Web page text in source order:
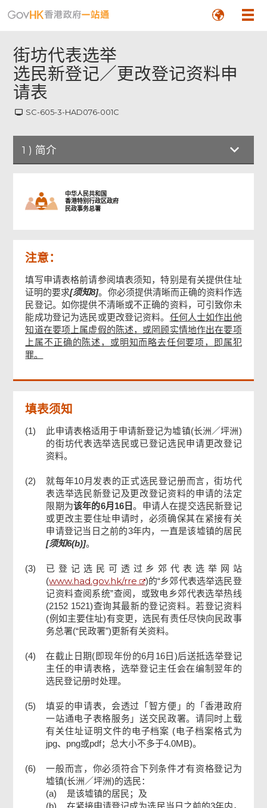
街坊代表选举
选民新登记／更改登记资料申
请表
SC-605-3-HAD076-001C
1 ) 简介
附件
声明
申请人签署
中华人民共和国
香港特别行政区政府
民政事务总署
注意：
填写申请表格前请参阅填表须知，特别是有关提供住址
证明的要求[须知8]。你必须提供清晰而正确的资料作选
民登记。如你提供不清晰或不正确的资料，可引致你未
能成功登记为选民或更改登记资料。 任何人士如作出他
知道在要项上属虚假的陈述，或罔顾实情地作出在要项
上属不正确的陈述，或明知而略去任何要项，即属犯
罪。
填表须知
(1)
此申请表格适用于申请新登记为墟镇(长洲／坪洲)
的街坊代表选举选民或已登记选民申请更改登记
资料。
(2)
就每年10月发表的正式选民登记册而言，街坊代
表选举选民新登记及更改登记资料的申请的法定
限期为该年的6月16日。申请人在提交选民新登记
或更改主要住址申请时，必须确保其在紧接有关
申请登记当日之前的3年内，一直是该墟镇的居民
[须知6(b)]。
(3)
已登记选民可透过乡郊代表选举网站
(www.had.gov.hk/rre
)的“乡郊代表选举选民登
记资料查阅系统”查阅，或致电乡郊代表选举热线
(2152 1521)查询其最新的登记资料。若登记资料
(例如主要住址)有变更，选民有责任尽快向民政事
务总署(“民政署”)更新有关资料。
(4)
在截止日期(即现年份的6月16日)后送抵选举登记
主任的申请表格，选举登记主任会在编制翌年的
选民登记册时处理。
(5)
填妥的申请表，会透过「智方便」的「香港政府
一站通电子表格服务」送交民政署。请同时上载
有关住址证明文件的电子档案 (电子档案格式为
jpg、png或pdf；总大小不多于4.0MB)。
(6)
一般而言，你必须符合下列条件才有资格登记为
墟镇(长洲／坪洲)的选民：
(a)
是该墟镇的居民；及
(b)
在紧接申请登记成为选民当日之前的3年内，